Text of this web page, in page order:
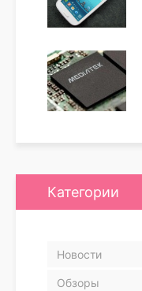
Категории
Новости
Обзоры